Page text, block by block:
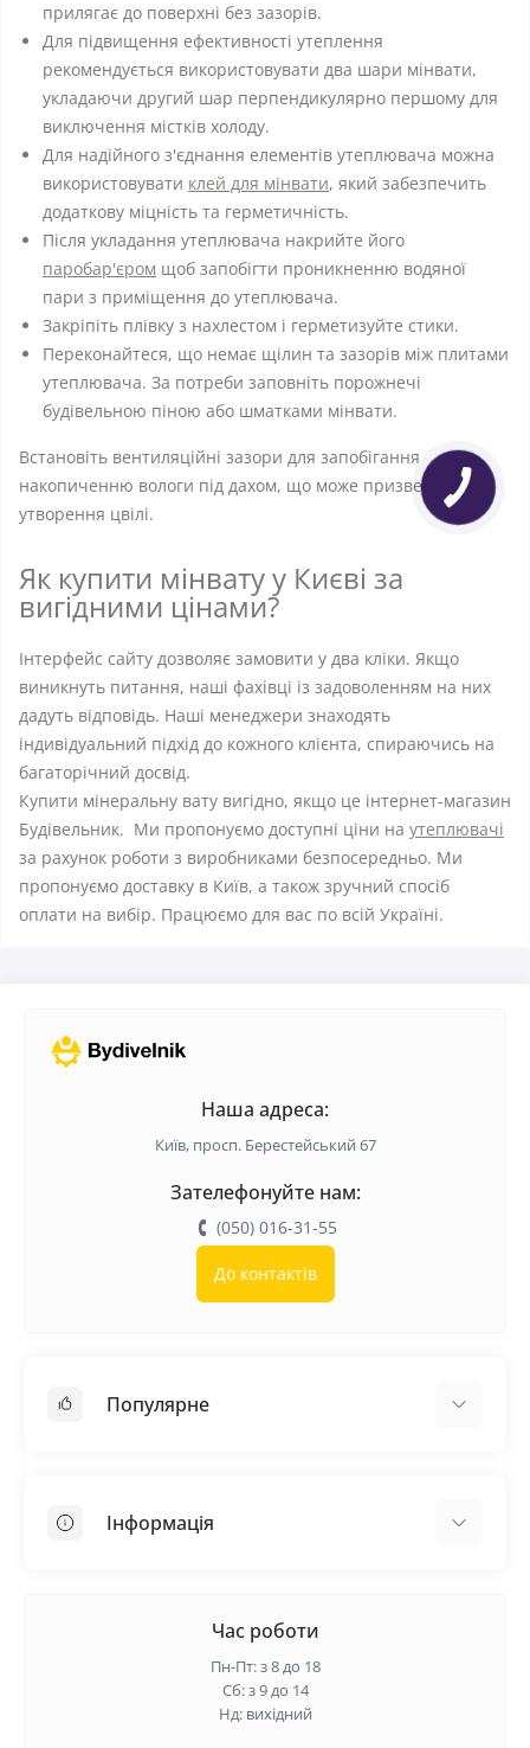
прилягає до поверхні без зазорів.
Для підвищення ефективності утеплення
рекомендується використовувати два шари мінвати,
укладаючи другий шар перпендикулярно першому для
виключення містків холоду.
Для надійного з'єднання елементів утеплювача можна
використовувати клей для мінвати, який забезпечить
додаткову міцність та герметичність.
Після укладання утеплювача накрийте його
паробар'єром щоб запобігти проникненню водяної
пари з приміщення до утеплювача.
Закріпіть плівку з нахлестом і герметизуйте стики.
Переконайтеся, що немає щілин та зазорів між плитами
утеплювача. За потреби заповніть порожнечі
будівельною піною або шматками мінвати.
Встановіть вентиляційні зазори для запобігання
накопиченню вологи під дахом, що може призвести до
утворення цвілі.
Як купити мінвату у Києві за
вигідними цінами?
Інтерфейс сайту дозволяє замовити у два кліки. Якщо
виникнуть питання, наші фахівці із задоволенням на них
дадуть відповідь. Наші менеджери знаходять
індивідуальний підхід до кожного клієнта, спираючись на
багаторічний досвід.
Купити мінеральну вату вигідно, якщо це інтернет-магазин
Будівельник. Ми пропонуємо доступні ціни на утеплювачі
за рахунок роботи з виробниками безпосередньо. Ми
пропонуємо доставку в Київ, а також зручний спосіб
оплати на вибір. Працюємо для вас по всій Україні.
Наша адреса:
Київ, просп. Берестейський 67
Зателефонуйте нам:
(050) 016-31-55
До контактів
Популярне
Самовирівнююча суміш
Інформація
Гарантія та повернення
Час роботи
Пн-Пт: з 8 до 18
Сб: з 9 до 14
Нд: вихідний